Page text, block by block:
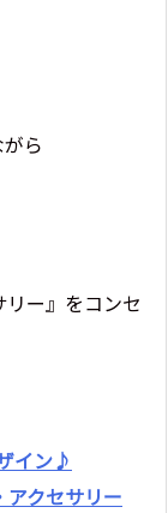
ら
リー』をコンセ
イン♪
クセサリー